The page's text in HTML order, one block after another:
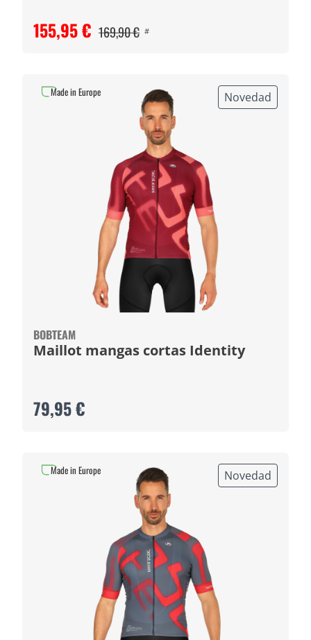
155,95 € 169,90 € #
Novedad
BOBTEAM
Maillot mangas cortas Identity
79,95 €
Made in Europe
Novedad
Made in Europe